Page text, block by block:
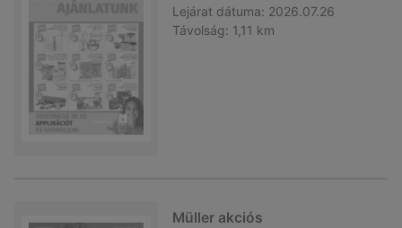
Lejárat dátuma: 2026.07.26
Távolság: 1,11 km
Müller akciós